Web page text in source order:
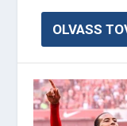
OLVASS